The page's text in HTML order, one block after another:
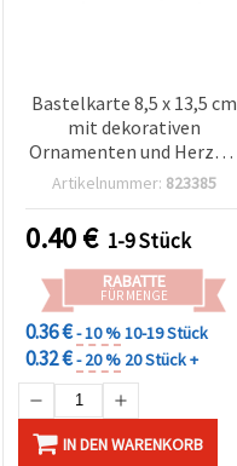
Bastelkarte 8,5 x 13,5 cm
mit dekorativen
Ornamenten und Herzen,
goldfarben
Artikelnummer: 823385
0.40€ 1-9 Stück
RABATTE
FÜR MENGE
0.36 €- 10 %10-19 Stück
0.32 €- 20 % 20 Stück +
IN DEN WARENKORB